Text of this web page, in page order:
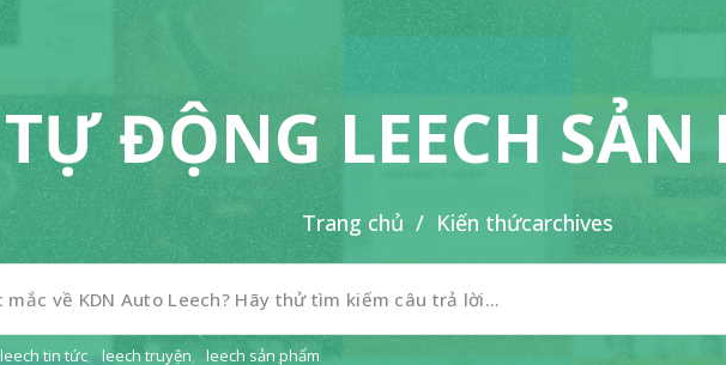
TỰ ĐỘNG LEECH SẢN
Trang chủ / Kiến thứcarchives
leech tin tức, leech truyện, leech sản phẩm